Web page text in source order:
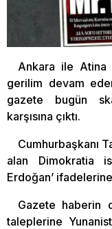
Ankara ile Atina
gerilim devam
gazete bugün
karşısına çıktı.
Cumhurbaşkanı
alan Dimokratia
Erdoğan’
Gazete haberin
taleplerine